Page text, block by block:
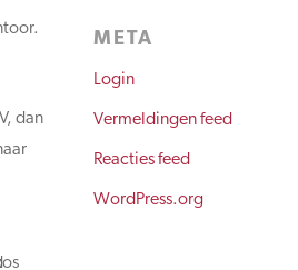
dan
META
Login
Vermeldingen feed
Reacties feed
WordPress.org